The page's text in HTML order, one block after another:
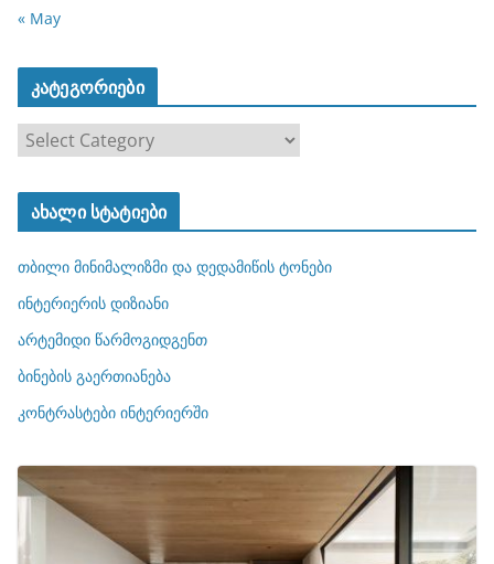
« May
კატეგორიები
ტ
ო
რ
ბ
ი
ახალი სტატიები
თბილი მინიმალიზმი და დედამიწის ტონები
ინტერიერის დიზიანი
არტემიდი წარმოგიდგენთ
ბინების გაერთიანება
კონტრასტები ინტერიერში